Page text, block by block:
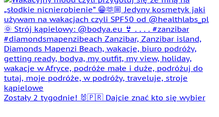
Zostały 2 tygodnie! 🐰🇵🇷 Dajcie znać kto się wybier